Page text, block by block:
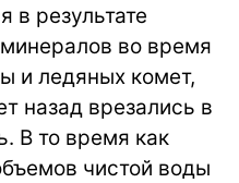
в результате
во время
и ледяных комет,
назад врезались в
В то время как
чистой воды